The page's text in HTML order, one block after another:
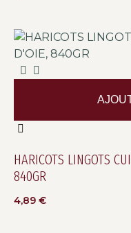
HARICOTS LINGOTS
840GR
4,89 €